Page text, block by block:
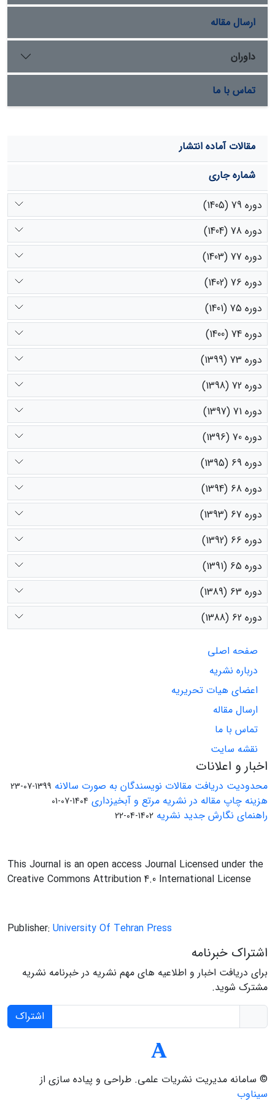
کمی از آن مصرف می‌کند.
ارسال مقاله
داوران
تماس با ما
مقالات آماده انتشار
شماره جاری
دوره 79 (1405)
دوره 78 (1404)
دوره 77 (1403)
دوره 76 (1402)
دوره 75 (1401)
دوره 74 (1400)
دوره 73 (1399)
دوره 72 (1398)
دوره 71 (1397)
دوره 70 (1396)
دوره 69 (1395)
دوره 68 (1394)
دوره 67 (1393)
دوره 66 (1392)
دوره 65 (1391)
دوره 63 (1389)
دوره 62 (1388)
صفحه اصلی
درباره نشریه
اعضای هیات تحریریه
ارسال مقاله
تماس با ما
نقشه سایت
اخبار و اعلانات
محدودیت دریافت مقالات نویسندگان به صورت سالانه 1399-07-23
هزینه چاپ مقاله در نشریه مرتع و آبخیزداری 1404-07-01
راهنمای نگارش جدید نشریه 1402-04-22
This Journal is an open access Journal Licensed under the
Creative Commons Attribution 4.0 International License
Publisher: University Of Tehran Press
اشتراک خبرنامه
برای دریافت اخبار و اطلاعیه های مهم نشریه در خبرنامه نشریه
مشترک شوید.
اشتراک
© سامانه مدیریت نشریات علمی. طراحی و پیاده سازی از
سیناوب